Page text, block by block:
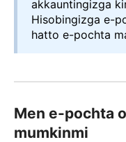
akkauntingizga
Hisobingizga e-
hatto e-pochta
Men e-pochta
mumkinmi